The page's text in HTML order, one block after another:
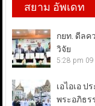
สยาม อัพเดท
กยท. ดีลค
วิจัย
5:28 pm
เอไอเอ ป
พระอภิธร